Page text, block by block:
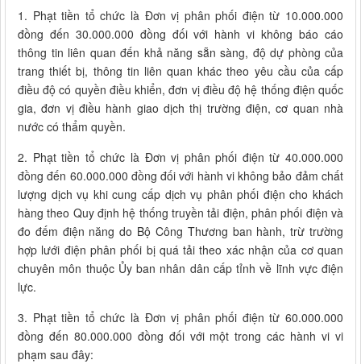
1. Phạt tiền tổ chức là Đơn vị phân phối điện từ 10.000.000
đồng đến 30.000.000 đồng đối với hành vi không báo cáo
thông tin liên quan đến khả năng sẵn sàng, độ dự phòng của
trang thiết bị, thông tin liên quan khác theo yêu cầu của cấp
điều độ có quyền điều khiển, đơn vị điều độ hệ thống điện quốc
gia, đơn vị điều hành giao dịch thị trường điện, cơ quan nhà
nước có thẩm quyền.
2. Phạt tiền tổ chức là Đơn vị phân phối điện từ 40.000.000
đồng đến 60.000.000 đồng đối với hành vi không bảo đảm chất
lượng dịch vụ khi cung cấp dịch vụ phân phối điện cho khách
hàng theo Quy định hệ thống truyền tải điện, phân phối điện và
đo đếm điện năng do Bộ Công Thương ban hành, trừ trường
hợp lưới điện phân phối bị quá tải theo xác nhận của cơ quan
chuyên môn thuộc Ủy ban nhân dân cấp tỉnh về lĩnh vực điện
lực.
3. Phạt tiền tổ chức là Đơn vị phân phối điện từ 60.000.000
đồng đến 80.000.000 đồng đối với một trong các hành vi vi
phạm sau đây: